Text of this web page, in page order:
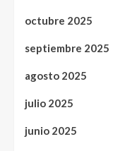
octubre 2025
septiembre 2025
agosto 2025
julio 2025
junio 2025